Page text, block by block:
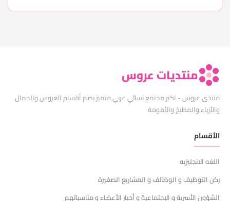
منتديات عروس
منتدى عروس - اكبر مجتمع نسائي عربي متميز يضم أقسام العروس والجمال
والأزياء والمطبخ والأمومة
الأقسام
اللغه الانجليزيه
ركن التوظيف و الوظائف و المشاريع الصغيرة
الشؤون الأسرية و الإجتماعية و أخبار الأعضاء و مناسباتهم